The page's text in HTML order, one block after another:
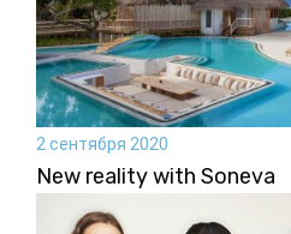
2 сентября 2020
New reality with Soneva